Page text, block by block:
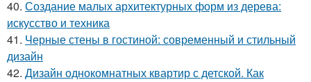
40. Создание малых архитектурных форм из дерева:
искусство и техника
41. Черные стены в гостиной: современный и стильный
дизайн
42. Дизайн однокомнатных квартир с детской. Как